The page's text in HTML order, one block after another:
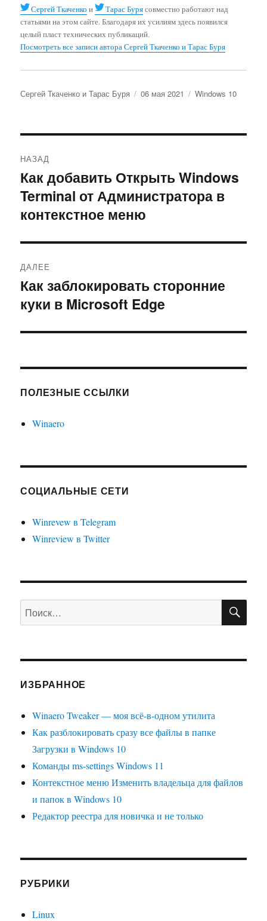
Сергей Ткаченко и Тарас Бурясовместно работают над
статьями на этом сайте. Благодаря их усилиям здесь появился
целый пласт технических публикаций.
Посмотреть все записи автора Сергей Ткаченко и Тарас Буря
Автор
Сергей Ткаченко и Тарас Буря Опубликовано
06 мая 2021 Рубрики
Windows 10
по
записям
НАЗАД
Предыдущая
запись:
Как добавить Открыть Windows
Terminal от Администратора в
контекстное меню
ДАЛЕЕ
Следующая
запись:
Как заблокировать сторонние
куки в Microsoft Edge
ПОЛЕЗНЫЕ ССЫЛКИ
Winaero
СОЦИАЛЬНЫЕ СЕТИ
Winrevew в Telegram
Winreview в Twitter
Искать:
ИЗБРАННОЕ
Winaero Tweaker — моя всё-в-одном утилита
Как разблокировать сразу все файлы в папке
Загрузки в Windows 10
Команды ms-settings Windows 11
Контекстное меню Изменить владельца для файлов
и папок в Windows 10
Редактор реестра для новичка и не только
РУБРИКИ
Linux